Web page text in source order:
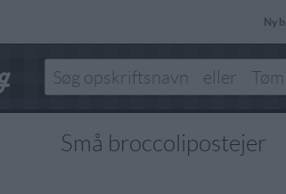
Ny
Små broccolipostejer